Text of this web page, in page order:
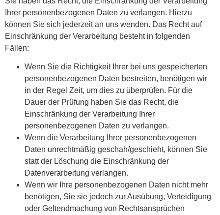
Ihrer personenbezogenen Daten zu verlangen. Hierzu
können Sie sich jederzeit an uns wenden. Das Recht auf
Einschränkung der Verarbeitung besteht in folgenden
Fällen:
Wenn Sie die Richtigkeit Ihrer bei uns gespeicherten
personenbezogenen Daten bestreiten, benötigen wir
in der Regel Zeit, um dies zu überprüfen. Für die
Dauer der Prüfung haben Sie das Recht, die
Einschränkung der Verarbeitung Ihrer
personenbezogenen Daten zu verlangen.
Wenn die Verarbeitung Ihrer personenbezogenen
Daten unrechtmäßig geschah/geschieht, können Sie
statt der Löschung die Einschränkung der
Datenverarbeitung verlangen.
Wenn wir Ihre personenbezogenen Daten nicht mehr
benötigen, Sie sie jedoch zur Ausübung, Verteidigung
oder Geltendmachung von Rechtsansprüchen